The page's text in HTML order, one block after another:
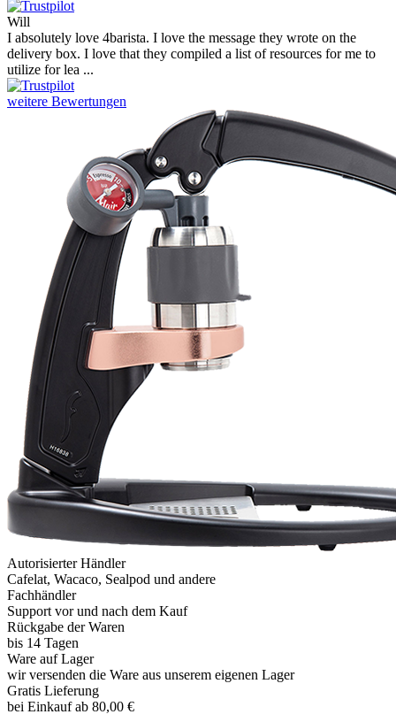
Will
I absolutely love 4barista. I love the message they wrote on the
delivery box. I love that they compiled a list of resources for me to
utilize for lea ...
weitere Bewertungen
Autorisierter Händler
Cafelat, Wacaco, Sealpod und andere
Fachhändler
Support vor und nach dem Kauf
Rückgabe der Waren
bis 14 Tagen
Ware auf Lager
wir versenden die Ware aus unserem eigenen Lager
Gratis Lieferung
bei Einkauf ab 80,00 €